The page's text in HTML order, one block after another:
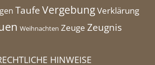
TaufeVergebungVerklärung
Weihnachten Zeuge Zeugnis
HINWEISE